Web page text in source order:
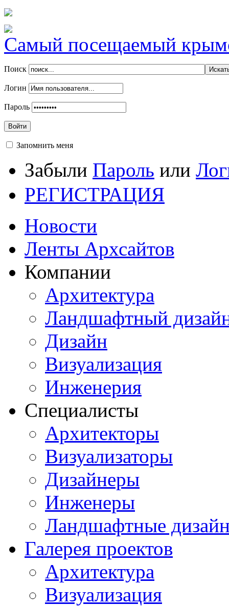
Самый посещаемый
Поиск
Логин
Пароль
Войти
Запомнить меня
Забыли Пароль или
РЕГИСТРАЦИЯ
Новости
Ленты Архсайтов
Компании
Архитектура
Ландшафтный
Дизайн
Визуализация
Инженерия
Специалисты
Архитекторы
Визуализаторы
Дизайнеры
Инженеры
Ландшафтные
Галерея проектов
Архитектура
Визуализация